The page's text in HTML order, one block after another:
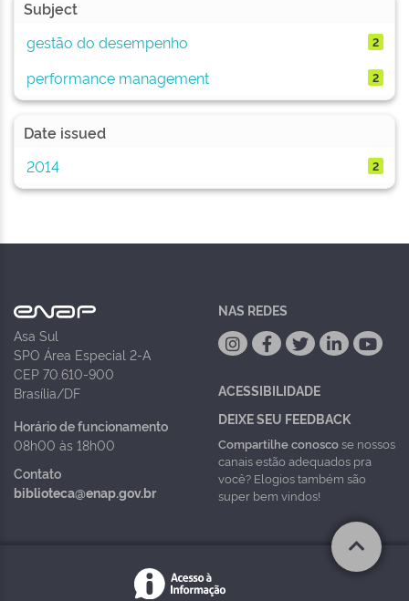
Subject
gestão do desempenho
2
performance management 2
Date issued
2014
2
Asa Sul
SPO Área Especial 2-A
CEP 70.610-900
Brasília/DF
Horário de funcionamento
08h00 às 18h00
Contato
biblioteca@enap.gov.br
NAS REDES
ACESSIBILIDADE
DEIXE SEU FEEDBACK
Compartilhe conoscose nossos
canais estão adequados pra
você? Elogios também são
super bem vindos!